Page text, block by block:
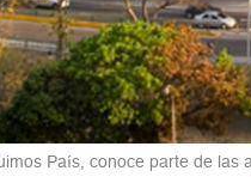
País, conoce parte de